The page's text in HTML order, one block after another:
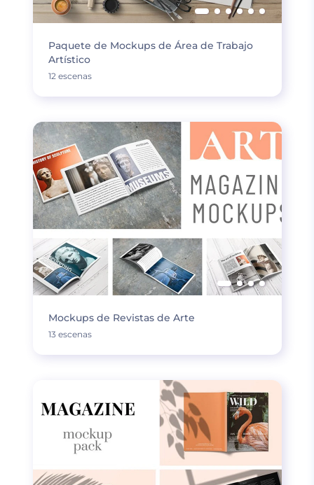
Paquete de Mockups de Área de Trabajo
Artístico
12 escenas
Mockups de Revistas de Arte
13 escenas